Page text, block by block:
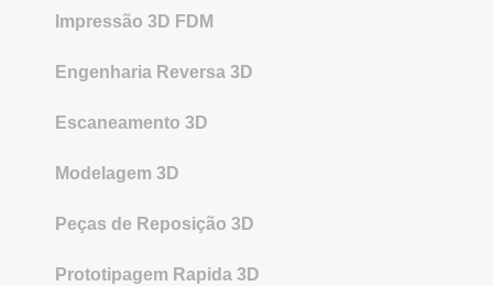
Impressão 3D FDM
Engenharia Reversa 3D
Escaneamento 3D
Modelagem 3D
Peças de Reposição 3D
Prototipagem Rapida 3D